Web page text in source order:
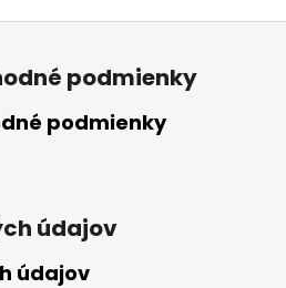
podmienky
podmienky
údajov
údajov